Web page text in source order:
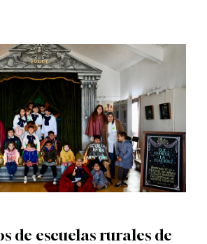
de escuelas rurales de